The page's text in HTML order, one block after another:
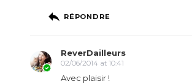
RÉPONDRE
ReverDailleurs
02/06/2014 at 10:41
Avec plaisir !